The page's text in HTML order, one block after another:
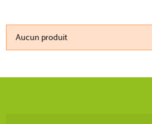
Aucun produit